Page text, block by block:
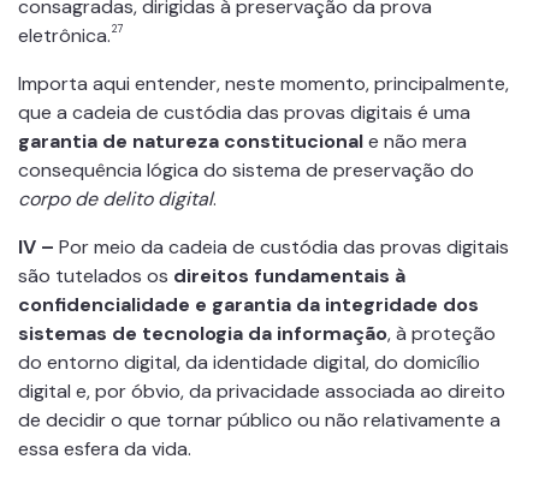
consagradas, dirigidas à preservação da prova
eletrônica.27
Importa aqui entender, neste momento, principalmente,
que a cadeia de custódia das provas digitais é uma
garantia de natureza constitucionale não mera
consequência lógica do sistema de preservação do
corpo de delito digital.
IV – Por meio da cadeia de custódia das provas digitais
são tutelados os direitos fundamentais à
confidencialidade e garantia da integridade dos
sistemas de tecnologia da informação, à proteção
do entorno digital, da identidade digital, do domicílio
digital e, por óbvio, da privacidade associada ao direito
de decidir o que tornar público ou não relativamente a
essa esfera da vida.